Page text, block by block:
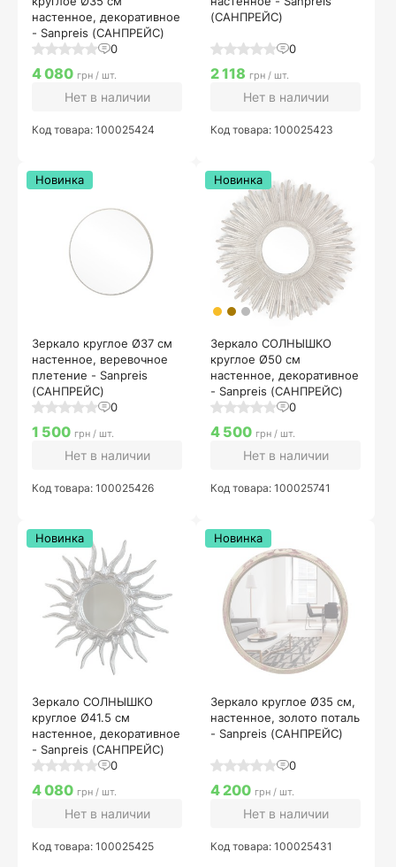
настенное, декоративное
- Sanpreis (САНПРЕЙС)
0
4 080 грн / шт.
Нет в наличии
Код товара: 100025424
(САНПРЕЙС)
0
2 118 грн / шт.
Нет в наличии
Код товара: 100025423
Зеркало круглое Ø37 см
настенное, веревочное
плетение - Sanpreis
(САНПРЕЙС)
0
Новинка
1 500 грн / шт.
Нет в наличии
Код товара: 100025426
Зеркало СОЛНЫШКО
круглое Ø50 см
настенное, декоративное
- Sanpreis (САНПРЕЙС)
0
Новинка
4 500 грн / шт.
Нет в наличии
Код товара: 100025741
Зеркало СОЛНЫШКО
круглое Ø41.5 см
настенное, декоративное
- Sanpreis (САНПРЕЙС)
0
Новинка
4 080 грн / шт.
Нет в наличии
Код товара: 100025425
Зеркало круглое Ø35 см,
настенное, золото поталь
- Sanpreis (САНПРЕЙС)
0
Новинка
4 200 грн / шт.
Нет в наличии
Код товара: 100025431